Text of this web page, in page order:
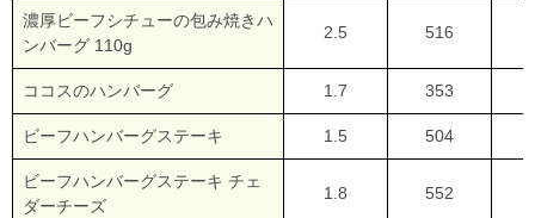
濃厚ビーフシチューの包み焼きハ
ンバーグ 110g
2.5 516
ココスのハンバーグ 1.7 353
ビーフハンバーグステーキ 1.5 504
ビーフハンバーグステーキ チェ
ダーチーズ
1.8 552